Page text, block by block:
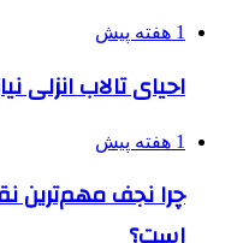
1 هفته پیش
احیای تالاب انزلی
1 هفته پیش
چرا نجف مهم‌ترین